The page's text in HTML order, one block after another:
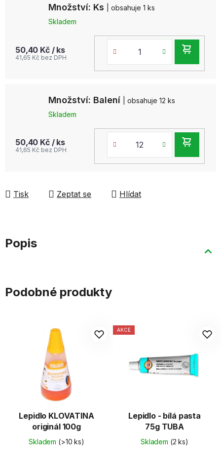
Množství: Ks
| obsahuje 1 ks
Skladem
50,40 Kč / ks
41,65 Kč bez DPH
Množství: Balení
| obsahuje 12 ks
Skladem
50,40 Kč / ks
41,65 Kč bez DPH
Tisk Zeptat se Hlídat
Popis
Podobné produkty
Lepidlo KLOVATINA
originál 100g
Skladem (>10 ks)
AKCE
Lepidlo - bílá pasta
75g TUBA
Skladem (2 ks)